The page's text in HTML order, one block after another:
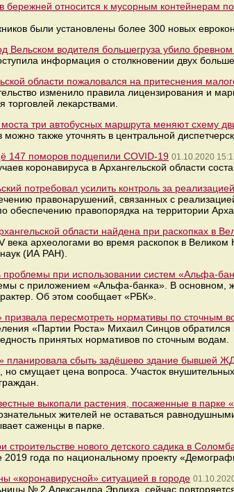
бережней относится к мусорным контейнерам
были установлены более 300 новых
Вельском водителя большегруза убило
информация о столкновении двух
области пожаловался на притеснения
изменило правила лицензирования и
лекарствами.
три автобусных маршрута меняют схему
также уточнять в центральной
147 поморов подцепили COVID-19 01.10.2020
коронавируса в Архангельской области
потребовал усилить контроль за
правонарушений, связанных с
правопорядка на территории
области найдена при раскопках в
века археологами во время раскопок в
(ИА РАН).
проблемы при использовании систем «Альфа-
с приложением «Альфа-банка». В основном,
Об этом сообщает «РБК».
пересмотреть нормативы по сточным
«Партии Роста» Михаил Синцов
принятых нормативов по сточным водам.
планировала сбыть задёшево здание бывшей
смущает цена вопроса. Участок
выкопали растения, посаженные в парке
жителей не оставаться
саженцы в парке.
нового детского садика в
года по национальному проекту
«коронавирусной» ситуацией в городе
№ 2 Александра Эрлиха, сейчас